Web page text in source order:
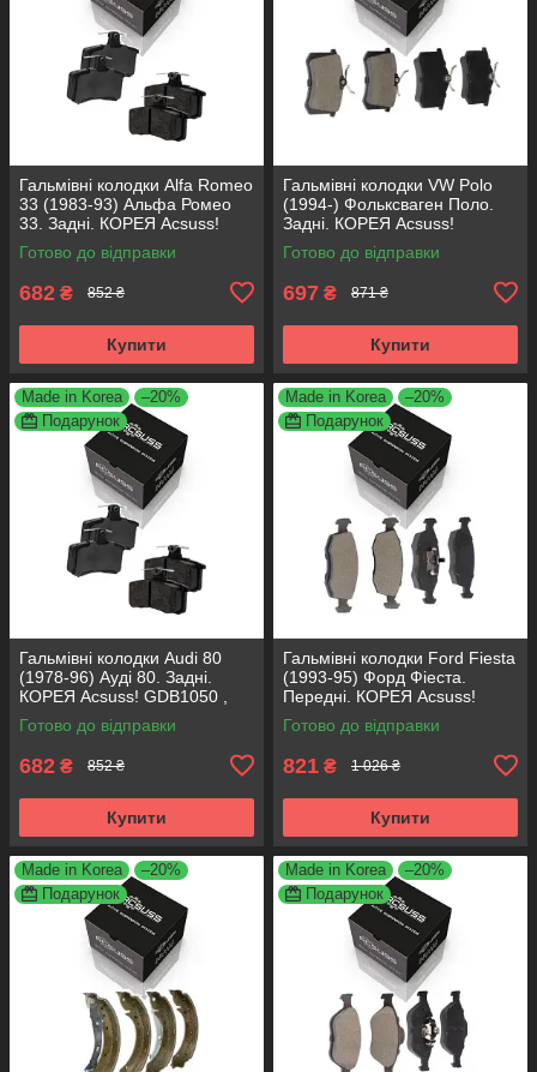
Гальмівні колодки Alfa Romeo
33 (1983-93) Альфа Ромео
33. Задні. КОРЕЯ Acsuss!
GDB1050 , FDB222
Готово до відправки
682 ₴ 852 ₴
Купити
Гальмівні колодки VW Polo
(1994-) Фольксваген Поло.
Задні. КОРЕЯ Acsuss!
GDB1330 , FDB1083 ,
FDB1491 , FDB4260
Готово до відправки
697 ₴ 871 ₴
Купити
Made in Korea
–20%
Подарунок
Гальмівні колодки Audi 80
(1978-96) Ауді 80. Задні.
КОРЕЯ Acsuss! GDB1050 ,
FDB222
Готово до відправки
682 ₴ 852 ₴
Купити
Made in Korea
–20%
Подарунок
Гальмівні колодки Ford Fiesta
(1993-95) Форд Фіеста.
Передні. КОРЕЯ Acsuss!
GDB371 , TAR579 , TAR276
Готово до відправки
821 ₴ 1 026 ₴
Купити
Made in Korea
–20%
Подарунок
Made in Korea
–20%
Подарунок